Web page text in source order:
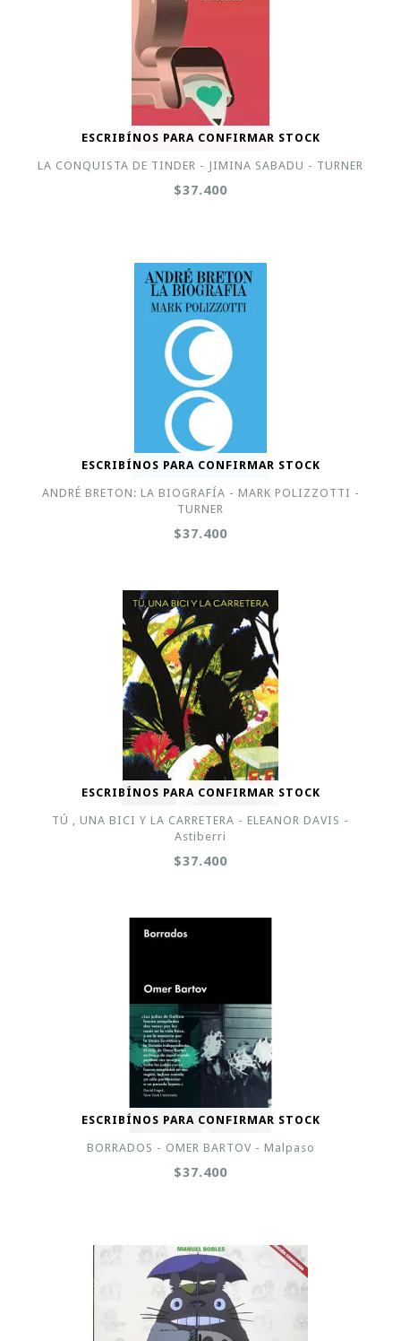
ESCRIBÍNOS PARA CONFIRMAR STOCK
LA CONQUISTA DE TINDER - JIMINA SABADU - TURNER
$37.400
ESCRIBÍNOS PARA CONFIRMAR STOCK
ANDRÉ BRETON: LA BIOGRAFÍA - MARK POLIZZOTTI -
TURNER
$37.400
ESCRIBÍNOS PARA CONFIRMAR STOCK
TÚ , UNA BICI Y LA CARRETERA - ELEANOR DAVIS -
Astiberri
$37.400
ESCRIBÍNOS PARA CONFIRMAR STOCK
BORRADOS - OMER BARTOV - Malpaso
$37.400